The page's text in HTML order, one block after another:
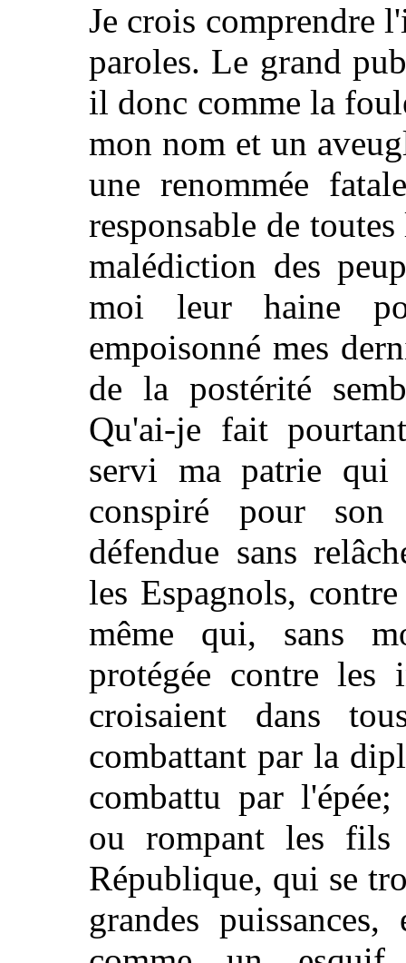
Je crois comprendre
paroles. Le grand
il donc comme la
mon nom et un
une renommée
responsable de
malédiction des
moi leur haine
empoisonné mes
de la postérité
Qu'ai-je fait
servi ma patrie qui
conspiré pour
défendue sans
les Espagnols,
même qui, sans
protégée contre les
croisaient dans
combattant par la
combattu par
ou rompant les fils
République, qui se
grandes